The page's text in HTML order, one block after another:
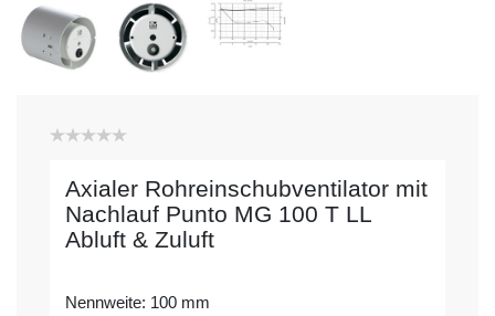
Axialer Rohreinschubventilator mit
Nachlauf Punto MG 100 T LL
Abluft & Zuluft
Nennweite: 100 mm